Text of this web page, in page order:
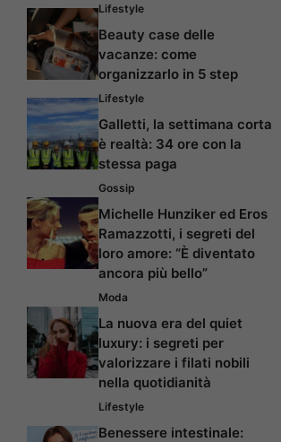
Lifestyle
Beauty case delle
vacanze: come
organizzarlo in 5 step
Lifestyle
Galletti, la settimana corta
è realtà: 34 ore con la
stessa paga
Gossip
Michelle Hunziker ed Eros
Ramazzotti, i segreti del
loro amore: “È diventato
ancora più bello”
Moda
La nuova era del quiet
luxury: i segreti per
valorizzare i filati nobili
nella quotidianità
Lifestyle
Benessere intestinale: